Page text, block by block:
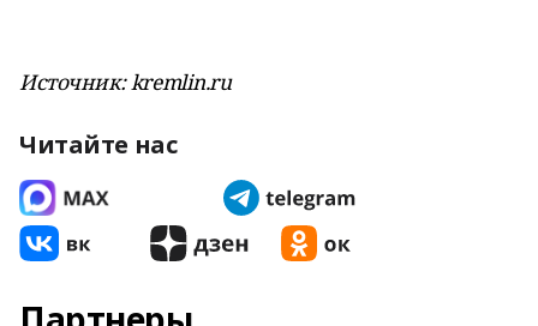
Источник: kremlin.ru
Читайте нас